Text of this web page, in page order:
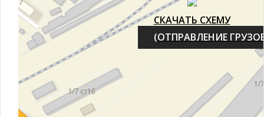
СКАЧАТЬ СХЕМУ
(ОТПРАВЛЕНИЕ